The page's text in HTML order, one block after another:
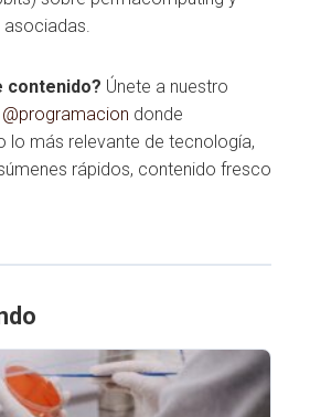
asociadas.
contenido? Únete a nuestro
@programacion donde
lo más relevante de tecnología,
rápidos, contenido fresco